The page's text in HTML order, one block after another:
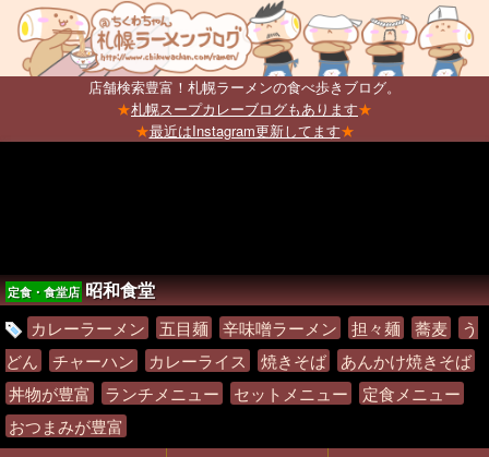
店舗検索豊富！札幌ラーメンの食べ歩きブログ。
★札幌スープカレーブログもあります★
★最近はInstagram更新してます★
定食・食堂店 昭和食堂
カレーラーメン 五目麺 辛味噌ラーメン 担々麺 蕎麦
う
どん
チャーハン カレーライス 焼きそば
あんかけ焼きそば
丼物が豊富
ランチメニュー セットメニュー
定食メニュー
おつまみが豊富